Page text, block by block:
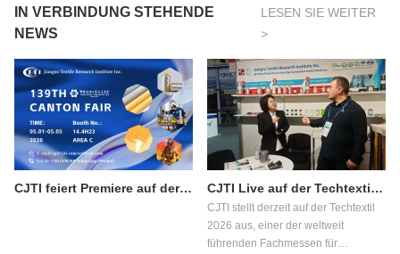
IN VERBINDUNG STEHENDE
NEWS
LESEN SIE WEITER
>
CJTI feiert Premiere auf der 139. Kantoner Messe Phase 3: Funktionelle Textilinnovationen für internationale Einkäufer CJTI Live auf der Techtextil 2026: Innovationen im Bereich funktionaler Textilien im Fokus
CJTI stellt derzeit auf der Techtextil
2026 aus, einer der weltweit
führenden Fachmessen für